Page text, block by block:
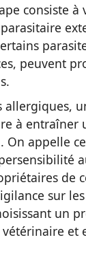
consiste à
peuvent
allergiques,
à entraîner
On appelle
de
sur
un
et